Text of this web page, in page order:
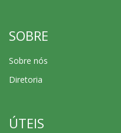
SOBRE
Sobre nós
Diretoria
ÚTEIS